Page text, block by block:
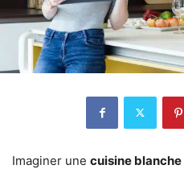
Imaginer une cuisine blanche